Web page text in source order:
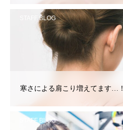
STAFF BLOG
寒さによる肩こり増えてます…！
STAFF BLOG